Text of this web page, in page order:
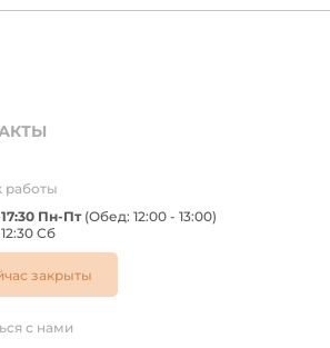
работы
Пн-Пт (Обед: 12:00 - 13:00)
Сб
закрыты
с нами